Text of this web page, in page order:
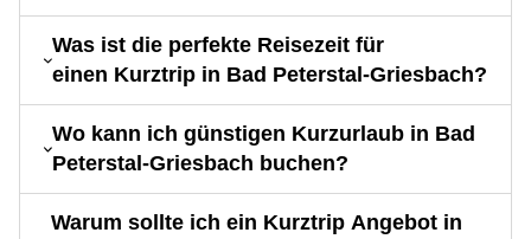
Was ist die perfekte Reisezeit für
einen Kurztrip in Bad Peterstal-Griesbach?
Wo kann ich günstigen Kurzurlaub in Bad
Peterstal-Griesbach buchen?
Warum sollte ich ein Kurztrip Angebot in